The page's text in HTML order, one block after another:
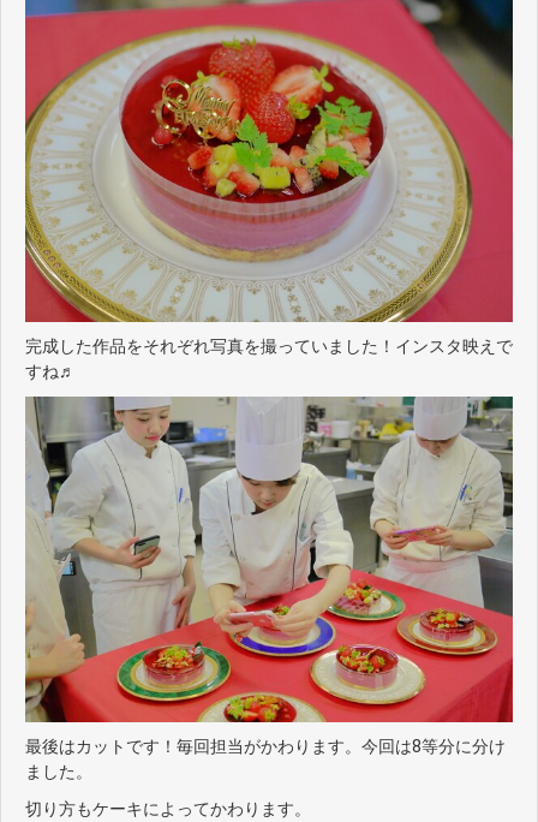
完成した作品をそれぞれ写真を撮っていました！インスタ映えで
すね♬
最後はカットです！毎回担当がかわります。今回は8等分に分け
ました。
切り方もケーキによってかわります。